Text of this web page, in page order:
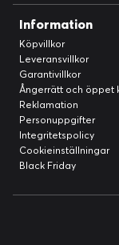
Kom igång
När du utför
genom
Information
Köpvillkor
Leveransvillkor
Garantivillkor
Ångerrätt och öppet
Reklamation
Personuppgifter
Integritetspolicy
Cookieinställningar
Black Friday